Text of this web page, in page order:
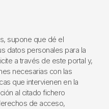
supone que dé el
datos personales para la
a través de este portal y,
necesarias con las
que intervienen en la
al citado fichero
de acceso,